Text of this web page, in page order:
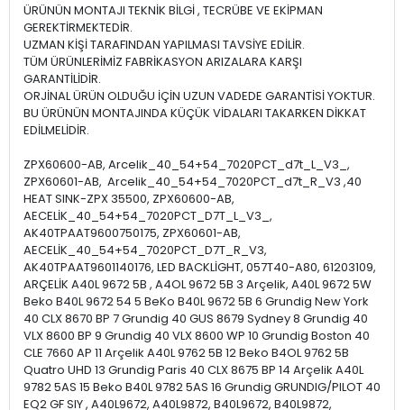
ÜRÜNÜN MONTAJI TEKNİK BİLGİ , TECRÜBE VE EKİPMAN
GEREKTİRMEKTEDİR.
UZMAN KİŞİ TARAFINDAN YAPILMASI TAVSİYE EDİLİR.
TÜM ÜRÜNLERİMİZ FABRİKASYON ARIZALARA KARŞI
GARANTİLİDİR.
ORJİNAL ÜRÜN OLDUĞU İÇİN UZUN VADEDE GARANTİSİ YOKTUR.
BU ÜRÜNÜN MONTAJINDA KÜÇÜK VİDALARI TAKARKEN DİKKAT
EDİLMELİDİR.
ZPX60600-AB, Arcelik_40_54+54_7020PCT_d7t_L_V3_,
ZPX60601-AB, Arcelik_40_54+54_7020PCT_d7t_R_V3 ,40
HEAT SINK-ZPX 35500, ZPX60600-AB,
AECELİK_40_54+54_7020PCT_D7T_L_V3_,
AK40TPAAT9600750175, ZPX60601-AB,
AECELİK_40_54+54_7020PCT_D7T_R_V3,
AK40TPAAT9601140176, LED BACKLİGHT, 057T40-A80, 61203109,
ARÇELİK A40L 9672 5B , A4OL 9672 5B 3 Arçelik, A40L 9672 5W
Beko B40L 9672 54 5 BeKo B40L 9672 5B 6 Grundig New York
40 CLX 8670 BP 7 Grundig 40 GUS 8679 Sydney 8 Grundig 40
VLX 8600 BP 9 Grundig 40 VLX 8600 WP 10 Grundig Boston 40
CLE 7660 AP 11 Arçelik A40L 9762 5B 12 Beko B4OL 9762 5B
Quatro UHD 13 Grundig Paris 40 CLX 8675 BP 14 Arçelik A40L
9782 5AS 15 Beko B40L 9782 5AS 16 Grundig GRUNDIG/PILOT 40
EQ2 GF SIY , A40L9672, A40L9872, B40L9672, B40L9872,